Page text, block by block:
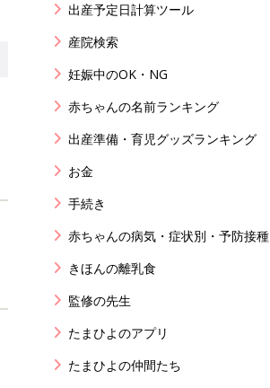
出産予定日計算ツール
産院検索
妊娠中のOK・NG
赤ちゃんの名前ランキング
出産準備・育児グッズランキング
お金
手続き
赤ちゃんの病気・症状別・予防接種
きほんの離乳食
監修の先生
たまひよのアプリ
たまひよの仲間たち